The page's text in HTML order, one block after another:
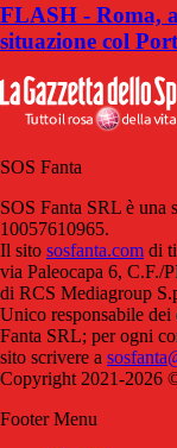
FLASH - Roma,
situazione col
SOS Fanta
SOS Fanta SRL è una
10057610965.
Il sito sosfanta.com di
via Paleocapa 6, C.F./
di RCS Mediagroup
Unico responsabile
Fanta SRL; per ogni
sito scrivere a
Copyright 2021-2026
Footer Menu